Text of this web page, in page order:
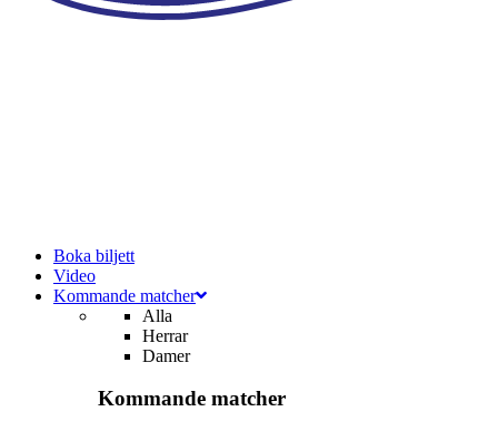
Boka biljett
Video
Kommande matcher
Alla
Herrar
Damer
Kommande matcher